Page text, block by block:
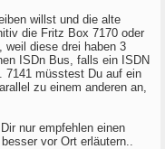
willst und die alte
die Fritz Box 7170 oder
weil diese drei haben 3
ISDn Bus, falls ein ISDN
7141 müsstest Du auf ein
zu einem anderen an,
nur empfehlen einen
vor Ort erläutern..